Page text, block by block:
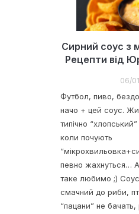
Сирний соус з
Рецепти від
06/
Футбол, пиво,
начо + цей соус.
типічно
коли почують
певно жахнуться…
таке любимо ;)
смачний до риби,
“пацани” не